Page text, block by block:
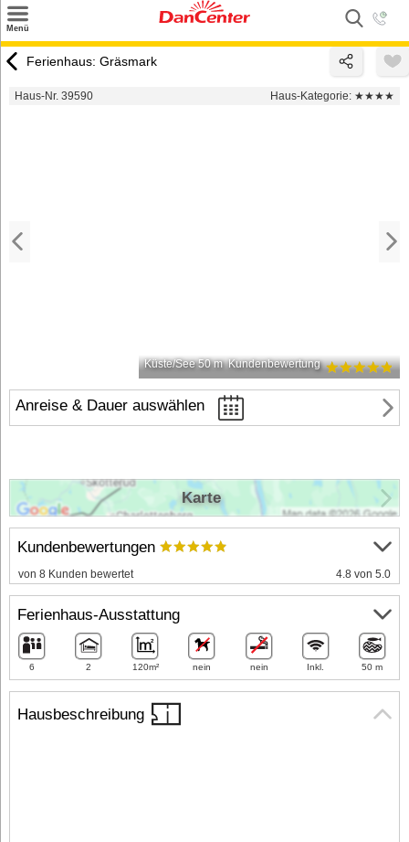
Menü
Urlaubsziele
Ferienhaus: Gräsmark
Haus-Nr. 39590 Haus-Kategorie: ★★★★
Küste/See 50 m Kundenbewertung
Anreise & Dauer auswählen
Hausbeschreibung
Kundenbewertungen
von 8 Kunden bewertet 4.8 von 5.0
Ferienhaus-Ausstattung
6 2 120m² nein nein Inkl. 50 m
Karte